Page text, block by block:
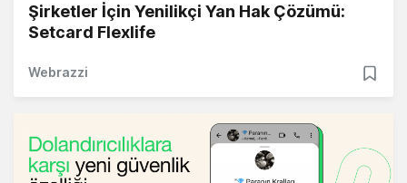
Şirketler İçin Yenilikçi Yan Hak Çözümü:
Setcard Flexlife
Webrazzi